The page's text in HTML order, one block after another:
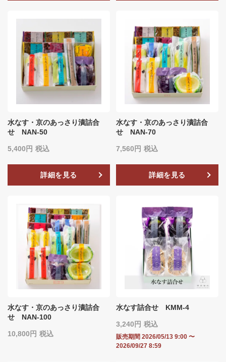
水なす・京のあっさり漬詰合
せ NAN-50
5,400 税込
詳細を見る
水なす・京のあっさり漬詰合
せ NAN-70
7,560 税込
詳細を見る
水なす・京のあっさり漬詰合
せ NAN-100
10,800 税込
水なす詰合せ KMM-4
3,240 税込
販売期間 2026/05/13 9:00 〜
2026/09/27 8:59